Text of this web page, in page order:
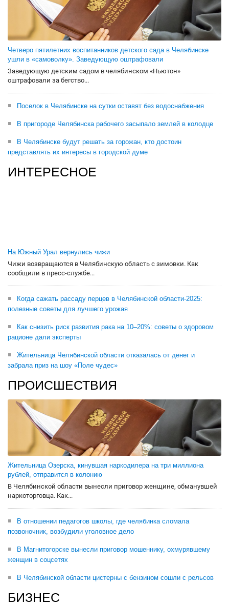
Четверо пятилетних воспитанников детского сада в Челябинске
ушли в «самоволку». Заведующую оштрафовали
Заведующую детским садом в челябинском «Ньютон»
оштрафовали за бегство...
Поселок в Челябинске на сутки оставят без водоснабжения
В пригороде Челябинска рабочего засыпало землей в колодце
В Челябинске будут решать за горожан, кто достоин
представлять их интересы в городской думе
ИНТЕРЕСНОЕ
На Южный Урал вернулись чижи
Чижи возвращаются в Челябинскую область с зимовки. Как
сообщили в пресс-службе...
Когда сажать рассаду перцев в Челябинской области-2025:
полезные советы для лучшего урожая
Как снизить риск развития рака на 10–20%: советы о здоровом
рационе дали эксперты
Жительница Челябинской области отказалась от денег и
забрала приз на шоу «Поле чудес»
ПРОИСШЕСТВИЯ
Жительница Озерска, кинувшая наркодилера на три миллиона
рублей, отправится в колонию
В Челябинской области вынесли приговор женщине, обманувшей
наркоторговца. Как...
В отношении педагогов школы, где челябинка сломала
позвоночник, возбудили уголовное дело
В Магнитогорске вынесли приговор мошеннику, охмурявшему
женщин в соцсетях
В Челябинской области цистерны с бензином сошли с рельсов
БИЗНЕС